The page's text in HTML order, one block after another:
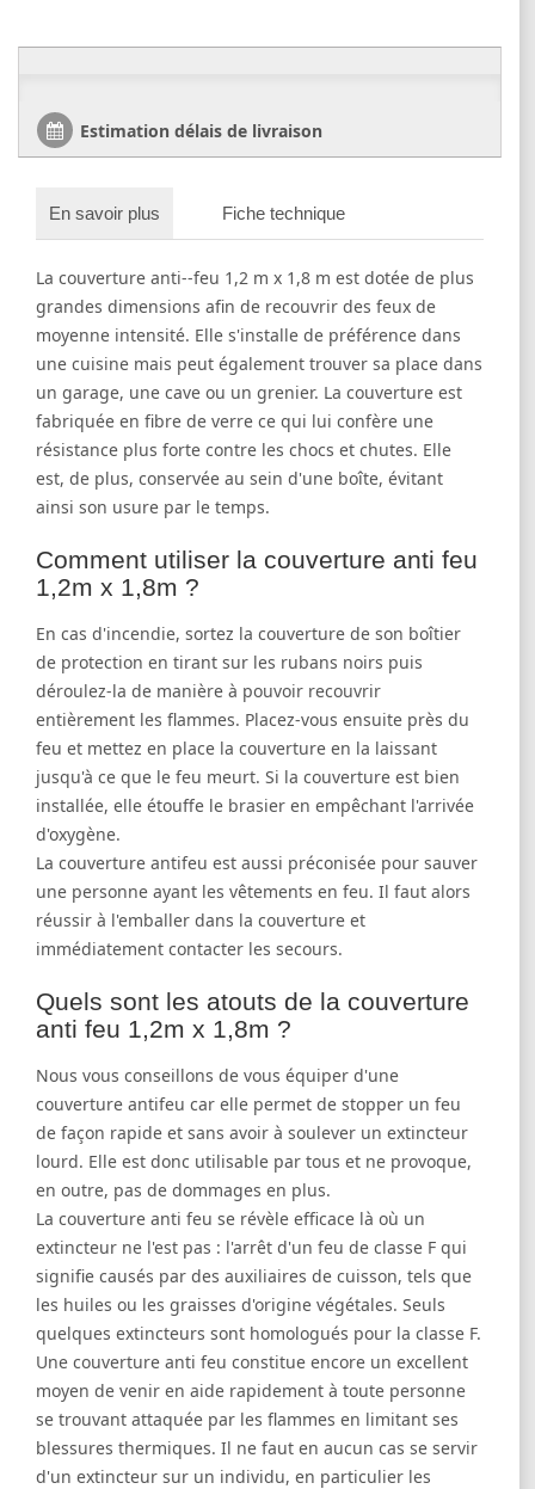
Estimation délais de livraison
En savoir plus Fiche technique
La couverture anti--feu 1,2 m x 1,8 m est dotée de plus
grandes dimensions afin de recouvrir des feux de
moyenne intensité. Elle s'installe de préférence dans
une cuisine mais peut également trouver sa place dans
un garage, une cave ou un grenier. La couverture est
fabriquée en fibre de verre ce qui lui confère une
résistance plus forte contre les chocs et chutes. Elle
est, de plus, conservée au sein d'une boîte, évitant
ainsi son usure par le temps.
Comment utiliser la couverture anti feu
1,2m x 1,8m ?
En cas d'incendie, sortez la couverture de son boîtier
de protection en tirant sur les rubans noirs puis
déroulez-la de manière à pouvoir recouvrir
entièrement les flammes. Placez-vous ensuite près du
feu et mettez en place la couverture en la laissant
jusqu'à ce que le feu meurt. Si la couverture est bien
installée, elle étouffe le brasier en empêchant l'arrivée
d'oxygène.
La couverture antifeu est aussi préconisée pour sauver
une personne ayant les vêtements en feu. Il faut alors
réussir à l'emballer dans la couverture et
immédiatement contacter les secours.
Quels sont les atouts de la couverture
anti feu 1,2m x 1,8m ?
Nous vous conseillons de vous équiper d'une
couverture antifeu car elle permet de stopper un feu
de façon rapide et sans avoir à soulever un extincteur
lourd. Elle est donc utilisable par tous et ne provoque,
en outre, pas de dommages en plus.
La couverture anti feu se révèle efficace là où un
extincteur ne l'est pas : l'arrêt d'un feu de classe F qui
signifie causés par des auxiliaires de cuisson, tels que
les huiles ou les graisses d'origine végétales. Seuls
quelques extincteurs sont homologués pour la classe F.
Une couverture anti feu constitue encore un excellent
moyen de venir en aide rapidement à toute personne
se trouvant attaquée par les flammes en limitant ses
blessures thermiques. Il ne faut en aucun cas se servir
d'un extincteur sur un individu, en particulier les